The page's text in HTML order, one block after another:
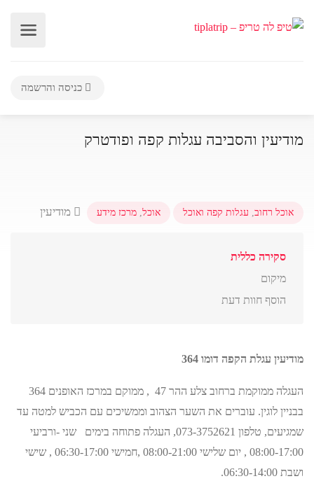
כניסה והרשמה
מודיעין והסביבה עגלות קפה ופודטרק
אוכל רחוב, עגלות קפה ואוכל אוכל, מרכז מידע מודיעין
סקירה כללית
מיקום
הוסף חוות דעת
מודיעין עגלת הקפה דומו 364
העגלה ממוקמת ברחוב צלע ההר 47 , ממוקם במרכז האופנים 364
בבניין לוגין. עוברים את השער הצהוב וממשיכים עם הכביש למטה עד
שמגיעים, טלפון 073-3752621, העגלה פתוחה בימים שני -ורביעי
08:00-17:00 , יום שלישי 08:00-21:00 ,חמישי 06:30-17:00 , שישי
ושבת 06:30-14:00.